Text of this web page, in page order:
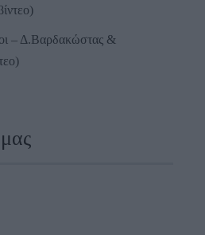
– Δ.Βαρδακώστας &